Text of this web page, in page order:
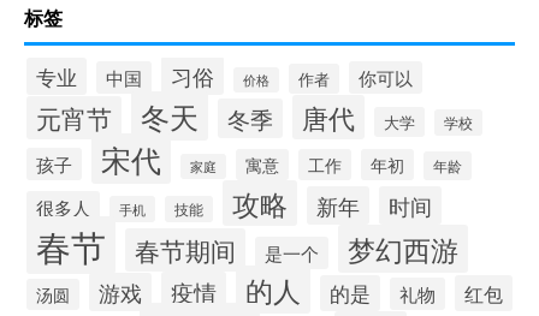
标签
专业 中国 习俗 价格 作者 你可以
元宵节 冬天 冬季 唐代 大学 学校
孩子 宋代 家庭 寓意 工作 年初 年龄
很多人 手机 技能 攻略 新年 时间
春节 春节期间 是一个 梦幻西游
汤圆 游戏 疫情 的人 的是 礼物 红包